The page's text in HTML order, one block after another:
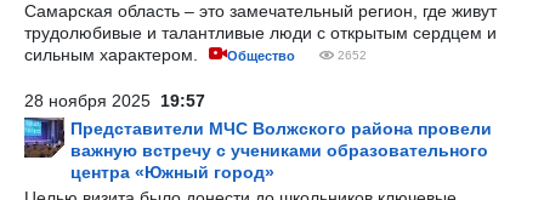
Самарская область – это замечательный регион, где живут
трудолюбивые и талантливые люди с открытым сердцем и
сильным характером.
Общество 2652
28 ноября 2025 19:57
Представители МЧС Волжского района провели
важную встречу с учениками образовательного
центра «Южный город»